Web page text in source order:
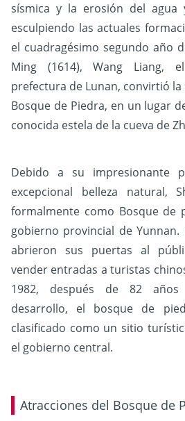
sísmica y la erosión del agua
esculpiendo las actuales
el cuadragésimo segundo año
Ming (1614), Wang Liang,
prefectura de Lunan, convirtió la
Bosque de Piedra, en un lugar
conocida estela de la cueva de
Debido a su impresionante
excepcional belleza natural,
formalmente como Bosque de
gobierno provincial de Yunnan.
abrieron sus puertas al
vender entradas a turistas
1982, después de 82
desarrollo, el bosque de
clasificado como un sitio
el gobierno central.
Atracciones del Bosque de